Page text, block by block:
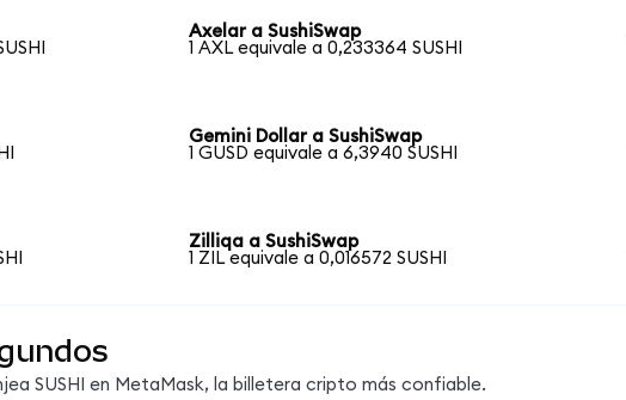
Axelar a SushiSwap
1 AXL equivale a 0,233364 SUSHI
Gemini Dollar a SushiSwap
1 GUSD equivale a 6,3940 SUSHI
Zilliqa a SushiSwap
1 ZIL equivale a 0,016572 SUSHI
SUSHI en MetaMask, la billetera cripto más confiable.